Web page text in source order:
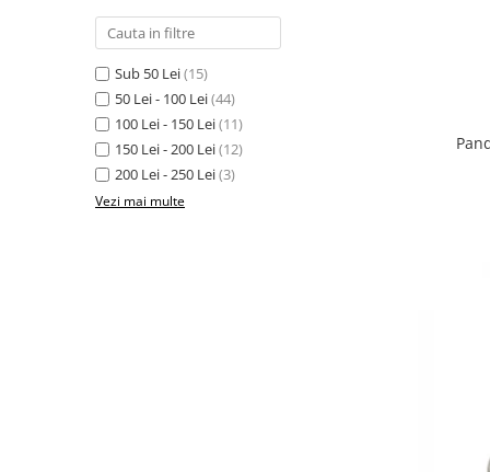
Sub 50 Lei(15)
50 Lei - 100 Lei(44)
100 Lei - 150 Lei(11)
150 Lei - 200 Lei(12)
200 Lei - 250 Lei(3)
Vezi mai multe